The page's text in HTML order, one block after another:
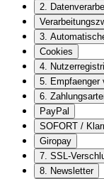
2.
3.
Cookies
4.
5. Empfaenger
6.
PayPal
SOFORT /
Giropay
7. SSL-
8. Newsletter